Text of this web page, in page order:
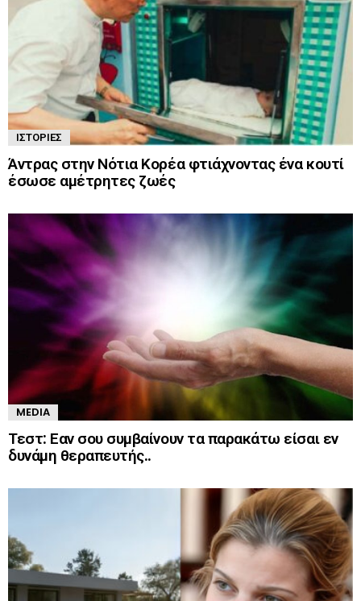
ΙΣΤΟΡΊΕΣ
Άντρας στην Νότια Κορέα φτιάχνοντας ένα κουτί
έσωσε αμέτρητες ζωές
MEDIA
Τεστ: Εαν σου συμβαίνουν τα παρακάτω είσαι εν
δυνάμη θεραπευτής..